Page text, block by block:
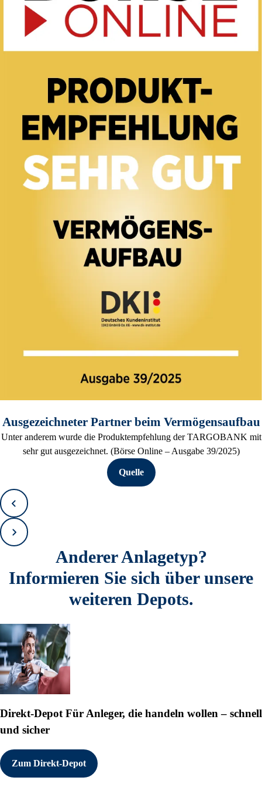
Ausgezeichneter Partner beim Vermögensaufbau
Unter anderem wurde die Produktempfehlung der TARGOBANK mit
sehr gut ausgezeichnet. (Börse Online – Ausgabe 39/2025)
Quelle
Zurück
Vorwärts
Anderer Anlagetyp?
Informieren Sie sich über unsere
weiteren Depots.
Direkt-Depot Für Anleger, die handeln wollen – schnell
und sicher
Zum Direkt-Depot